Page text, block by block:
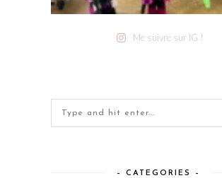
Me suivre sur IG !
– CATEGORIES –